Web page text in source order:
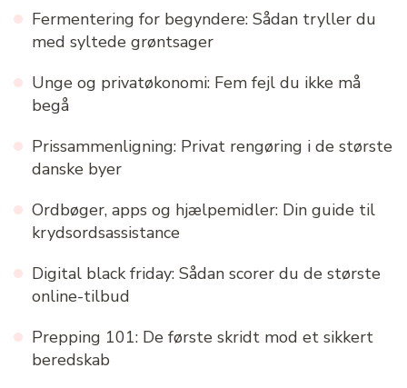
Fermentering for begyndere: Sådan tryller du
med syltede grøntsager
Unge og privatøkonomi: Fem fejl du ikke må
begå
Prissammenligning: Privat rengøring i de største
danske byer
Ordbøger, apps og hjælpemidler: Din guide til
krydsordsassistance
Digital black friday: Sådan scorer du de største
online-tilbud
Prepping 101: De første skridt mod et sikkert
beredskab